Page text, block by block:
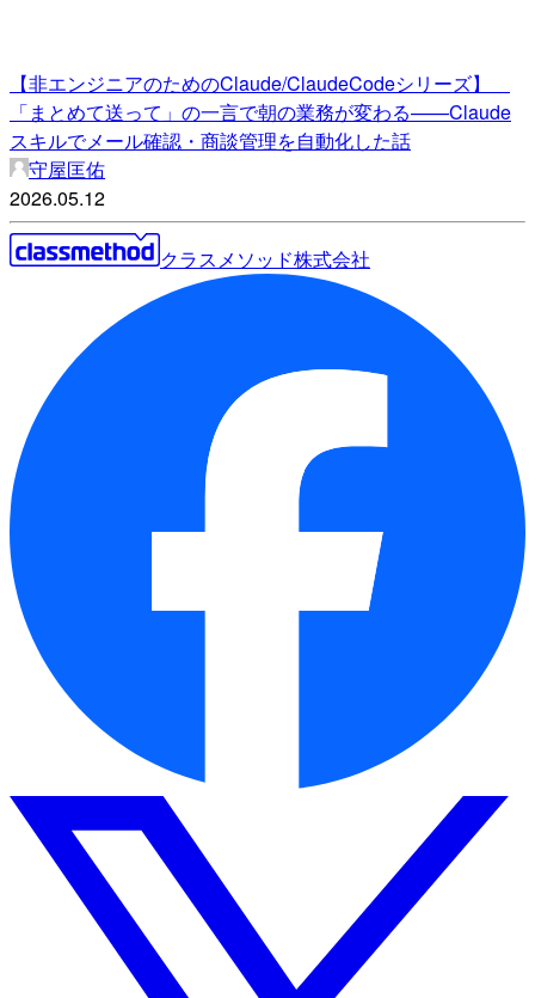
【非エンジニアのためのClaude/ClaudeCodeシリーズ】
「まとめて送って」の一言で朝の業務が変わる——Claude
スキルでメール確認・商談管理を自動化した話
守屋匡佑
2026.05.12
クラスメソッド株式会社